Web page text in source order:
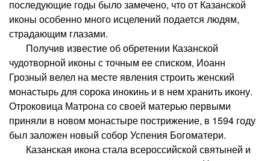
последующие годы было замечено, что от Казанской
иконы особенно много исцелений подается людям,
страдающим глазами.
Получив известие об обретении Казанской
чудотворной иконы с точным ее списком, Иоанн
Грозный велел на месте явления строить женский
монастырь для сорока инокинь и в нем хранить икону.
Отроковица Матрона со своей матерью первыми
приняли в новом монастыре пострижение, в 1594 году
был заложен новый собор Успения Богоматери.
Казанская икона стала всероссийской святыней и